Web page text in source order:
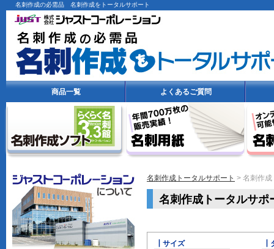
名刺作成の必需品 名刺作成をトータルサポート
商品一覧 よくあるご質問
名刺作成トータルサポート > 名刺作
名刺作成トータルサポ
む
┃サイズ ┃
ル
ポ